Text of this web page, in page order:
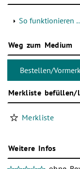
So funktionieren
Weg zum Medium
Merkliste befüllen/
Merkliste
Weitere Infos